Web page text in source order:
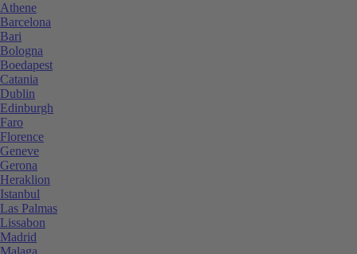
Athene
Barcelona
Bari
Bologna
Boedapest
Catania
Dublin
Edinburgh
Faro
Florence
Geneve
Gerona
Heraklion
Istanbul
Las Palmas
Lissabon
Madrid
Malaga